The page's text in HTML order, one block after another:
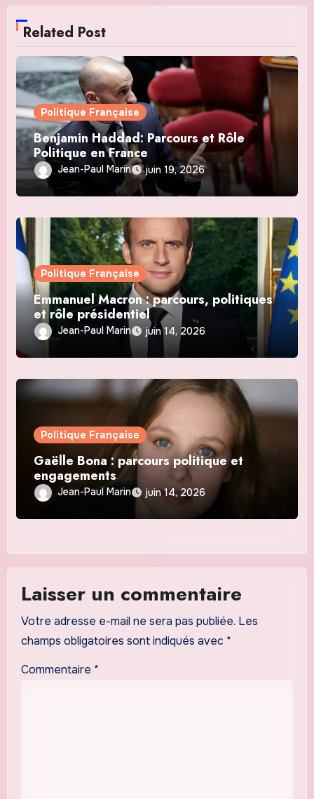
Related Post
Politique Française
Benjamin Haddad: Parcours et Rôle
Politique en France
Jean-Paul Marin juin 19, 2026
Politique Française
Emmanuel Macron : parcours, politiques
et rôle présidentiel
Jean-Paul Marin juin 14, 2026
Politique Française
Gaëlle Bona : parcours politique et
engagements
Jean-Paul Marin juin 14, 2026
Laisser un commentaire
Votre adresse e-mail ne sera pas publiée. Les
champs obligatoires sont indiqués avec *
Commentaire *